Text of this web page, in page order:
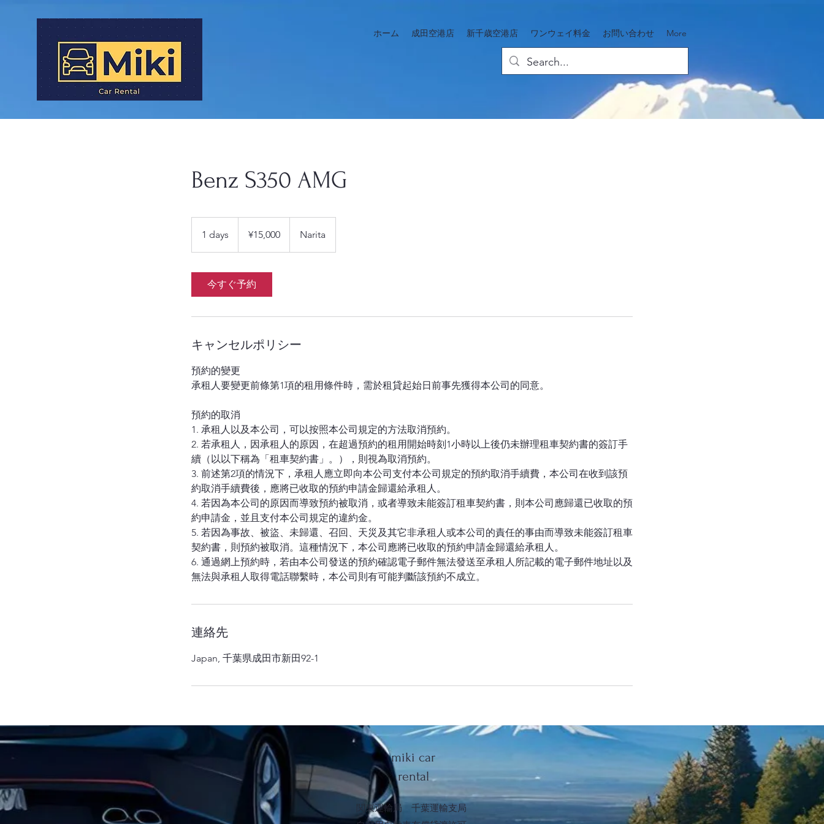
ホーム 成田空港店 新千歳空港店 ワンウェイ料金 お問い合わせ More
Benz S350 AMG
1 days
d
y
¥15,000 Narita
今すぐ予約
キャンセルポリシー
預約的變更
承租人要變更前條第1項的租用條件時，需於租貸起始日前事先獲得本公司的同意。
預約的取消
1. 承租人以及本公司，可以按照本公司規定的方法取消預約。
2. 若承租人，因承租人的原因，在超過預約的租用開始時刻1小時以上後仍未辦理租車契約書的簽訂手
續（以以下稱為「租車契約書」。），則視為取消預約。
3. 前述第2項的情況下，承租人應立即向本公司支付本公司規定的預約取消手續費，本公司在收到該預
約取消手續費後，應將已收取的預約申請金歸還給承租人。
4. 若因為本公司的原因而導致預約被取消，或者導致未能簽訂租車契約書，則本公司應歸還已收取的預
約申請金，並且支付本公司規定的違約金。
5. 若因為事故、被盜、未歸還、召回、天災及其它非承租人或本公司的責任的事由而導致未能簽訂租車
契約書，則預約被取消。這種情況下，本公司應將已收取的預約申請金歸還給承租人。
6. 通過網上預約時，若由本公司發送的預約確認電子郵件無法發送至承租人所記載的電子郵件地址以及
連絡先
Japan, 千葉県成田市新田92-1
miki car
rental
関東運輸局 千葉運輸支局